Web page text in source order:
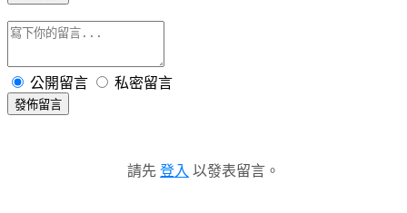
公開留言 私密留言
發佈留言
請先 登入 以發表留言。